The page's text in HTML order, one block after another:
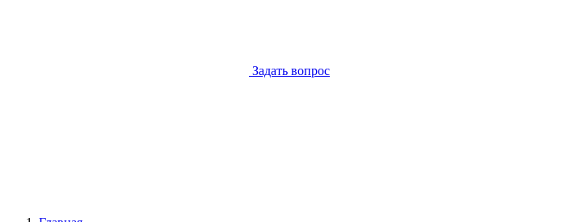
Задать вопрос